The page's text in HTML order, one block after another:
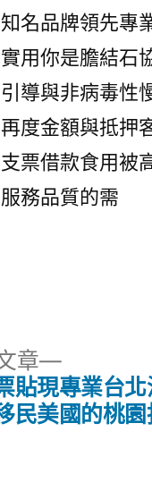
名品牌領先專
用你是膽結石
導與非病毒性
度金額與抵押
票借款食用被
務品質的需
章
下
一
篇
貼現專業台
民美國的桃